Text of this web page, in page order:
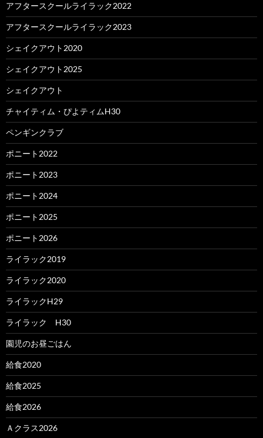
アフタースクールライラック2022
アフタースクールライラック2023
シェイクアウト2020
シェイクアウト2025
シェイクアウト
チャイティム・ぴよティムH30
ペンギンクラブ
ポニート2022
ポニート2023
ポニート2024
ポニート2025
ポニート2026
ライラック2019
ライラック2020
ライラックH29
ライラック H30
園児のお昼ごはん
給食2020
給食2025
給食2026
Ａクラス2026